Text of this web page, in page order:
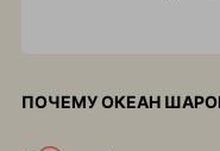
ПОЧЕМУ ОКЕАН